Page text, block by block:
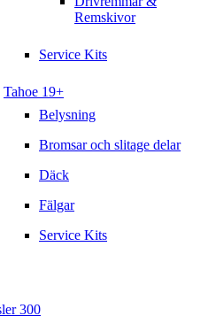
Remskivor
Service Kits
Tahoe 19+
Belysning
Bromsar och slitage delar
Däck
Fälgar
Service Kits
300